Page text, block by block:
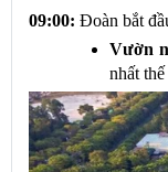
đoàn khởi hành
Đoàn bắt
Vườn
nhất